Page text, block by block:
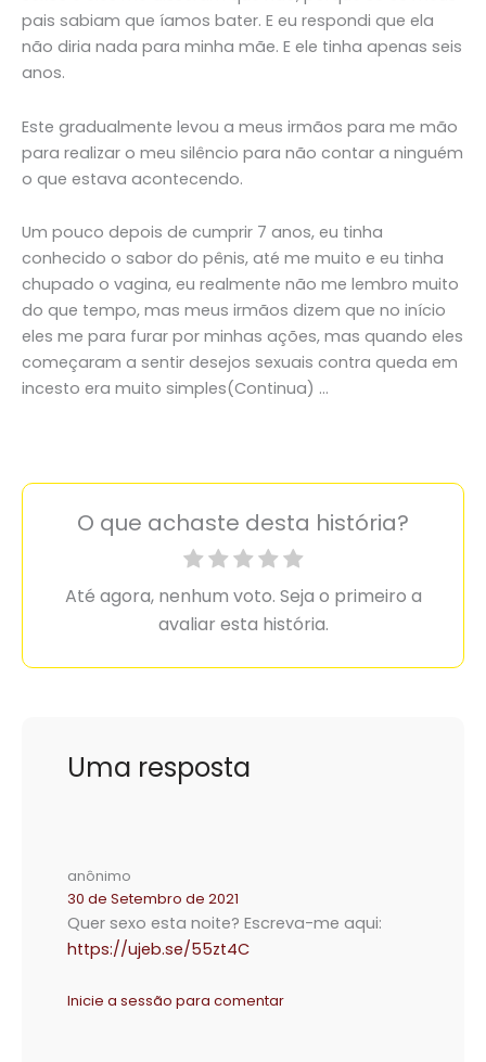
pais sabiam que íamos bater. E eu respondi que ela
não diria nada para minha mãe. E ele tinha apenas seis
anos.
Este gradualmente levou a meus irmãos para me mão
para realizar o meu silêncio para não contar a ninguém
o que estava acontecendo.
Um pouco depois de cumprir 7 anos, eu tinha
conhecido o sabor do pênis, até me muito e eu tinha
chupado o vagina, eu realmente não me lembro muito
do que tempo, mas meus irmãos dizem que no início
eles me para furar por minhas ações, mas quando eles
começaram a sentir desejos sexuais contra queda em
incesto era muito simples(Continua) …
O que achaste desta história?
Até agora, nenhum voto. Seja o primeiro a
avaliar esta história.
Uma resposta
anônimo
30 de Setembro de 2021
Quer sexo esta noite? Escreva-me aqui:
https://ujeb.se/55zt4C
Inicie a sessão para comentar